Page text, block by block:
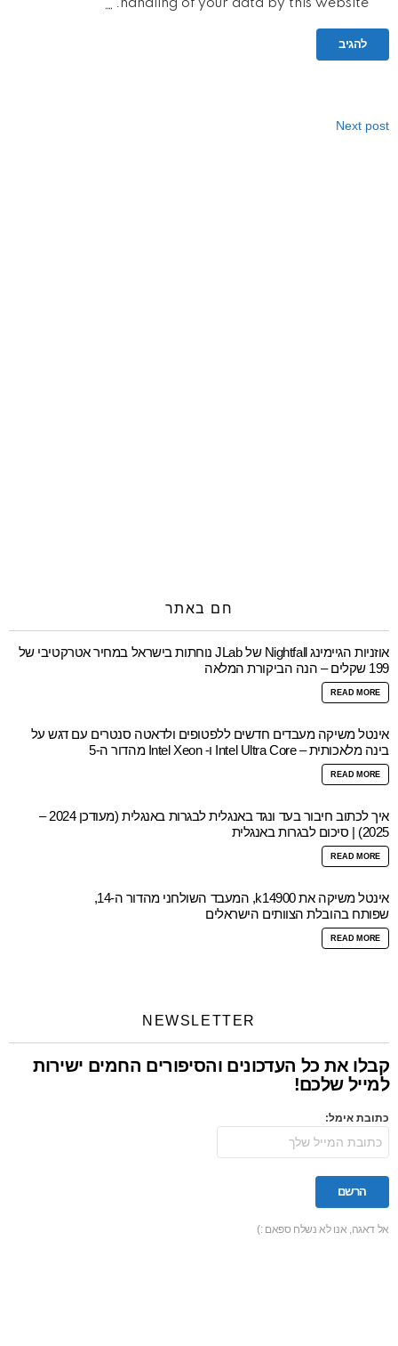
handling of your data by this website.
Next post
חם באתר
אוזניות הגיימינג Nightfall של JLab נוחתות בישראל במחיר אטרקטיבי של
199 שקלים – הנה הביקורת המלאה
READ MORE
אינטל משיקה מעבדים חדשים ללפטופים ולדאטה סנטרים עם דגש על
בינה מלאכותית – Intel Ultra Core ו- Intel Xeon מהדור ה-5
READ MORE
איך לכתוב חיבור בעד ונגד באנגלית לבגרות באנגלית (מעודכן 2024 –
2025) | סיכום לבגרות באנגלית
READ MORE
אינטל משיקה את k14900, המעבד השולחני מהדור ה-14,
שפותח בהובלת הצוותים הישראלים
READ MORE
NEWSLETTER
קבלו את כל העדכונים והסיפורים החמים ישירות
למייל שלכם!
כתובת אימל:
אל דאגה, אנו לא נשלח ספאם :)